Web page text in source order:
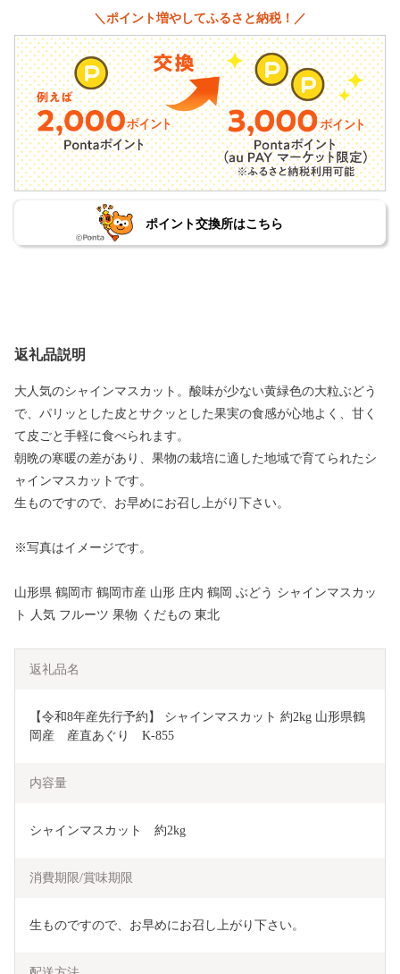
＼ポイント増やしてふるさと納税！／
ポイント交換所はこちら
返礼品説明
大人気のシャインマスカット。酸味が少ない黄緑色の大粒ぶどう
で、パリッとした皮とサクッとした果実の食感が心地よく、甘く
て皮ごと手軽に食べられます。
朝晩の寒暖の差があり、果物の栽培に適した地域で育てられたシ
ャインマスカットです。
生ものですので、お早めにお召し上がり下さい。
※写真はイメージです。
山形県 鶴岡市 鶴岡市産 山形 庄内 鶴岡 ぶどう シャインマスカッ
ト 人気 フルーツ 果物 くだもの 東北
返礼品名
【令和8年産先行予約】 シャインマスカット 約2kg 山形県鶴
岡産　産直あぐり　K-855
内容量
シャインマスカット　約2kg
消費期限/賞味期限
生ものですので、お早めにお召し上がり下さい。